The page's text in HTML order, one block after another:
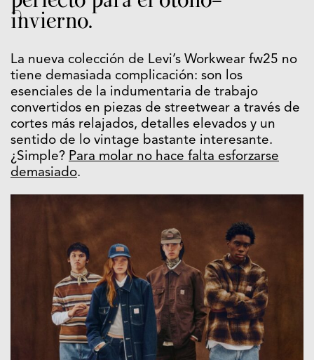
invierno.
La nueva colección de Levi’s Workwear fw25 no
tiene demasiada complicación: son los
esenciales de la indumentaria de trabajo
convertidos en piezas de streetwear a través de
cortes más relajados, detalles elevados y un
sentido de lo vintage bastante interesante.
¿Simple? Para molar no hace falta esforzarse
demasiado.